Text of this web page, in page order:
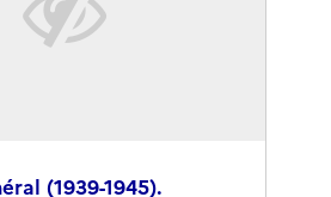
(1939-1945).